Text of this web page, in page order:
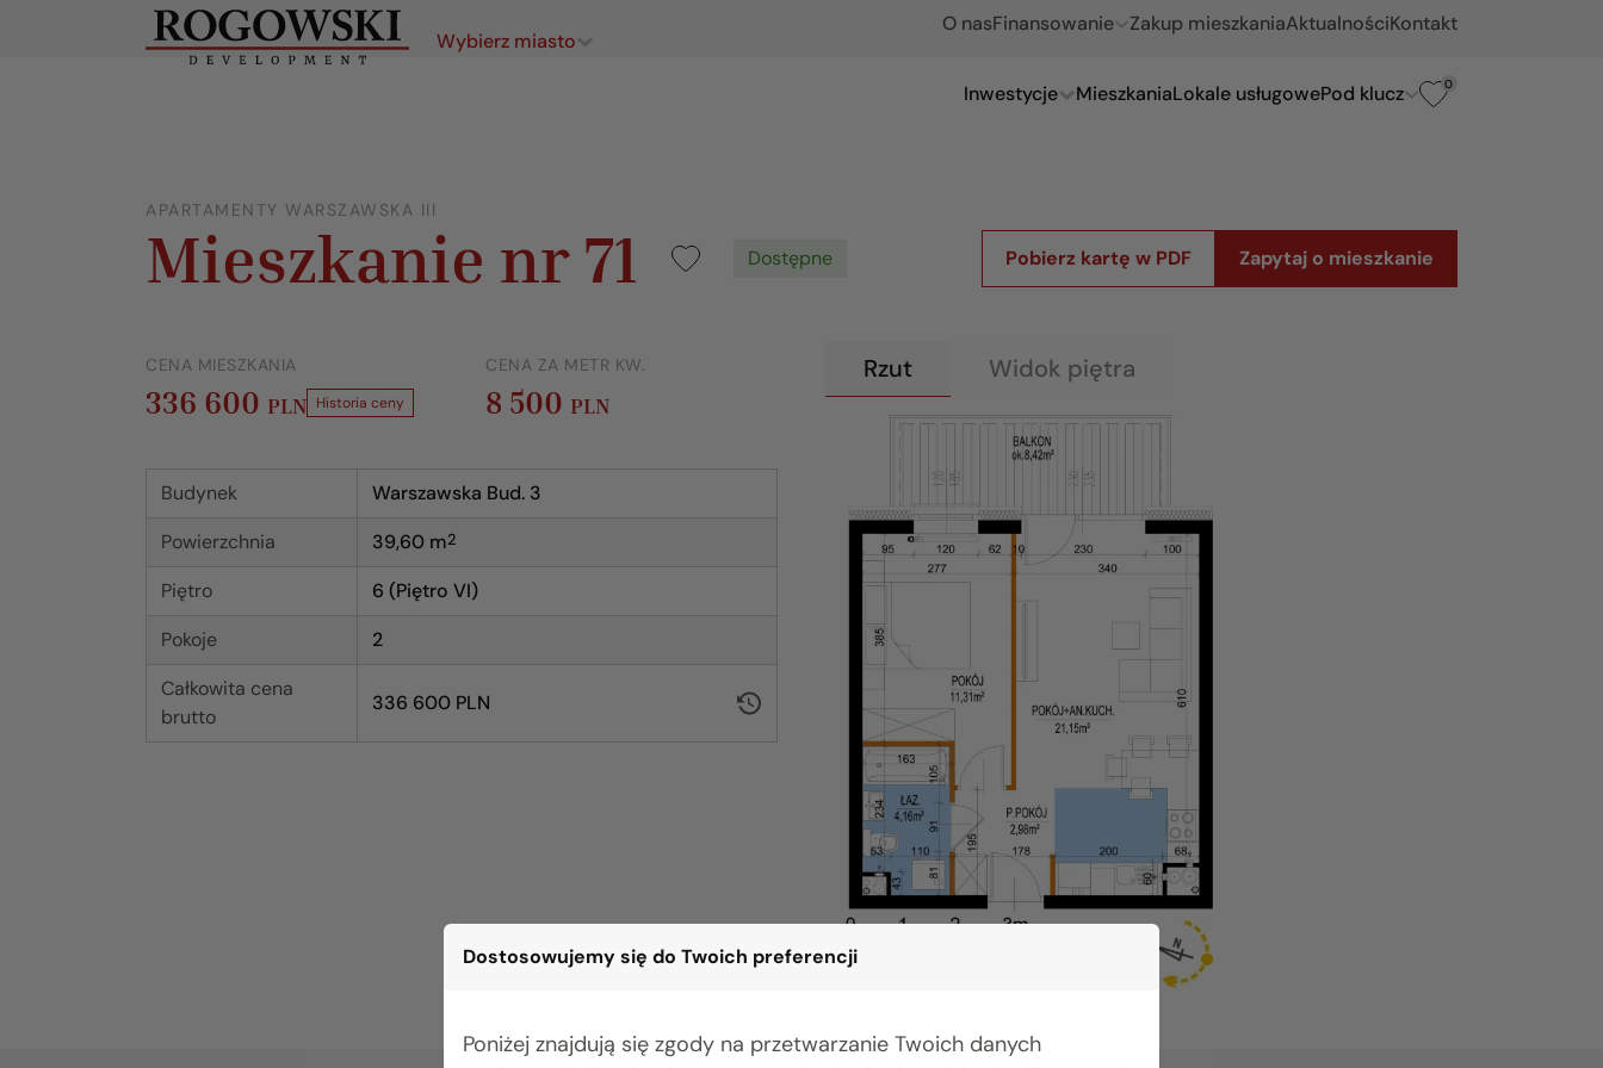
Dostosowujemy się do Twoich preferencji
Poniżej znajdują się zgody na przetwarzanie Twoich danych
O nasFinansowanie Zakup mieszkaniaAktualnościKontakt
Wybierz miasto
Inwestycje MieszkaniaLokale usługowePod klucz 0
APARTAMENTY WARSZAWSKA III
Mieszkanie nr 71 Dostępne Pobierz kartę w PDF Zapytaj o mieszkanie
CENA MIESZKANIA
336 600 PLN Historia ceny
CENA ZA METR KW.
8 500 PLN
Budynek
Warszawska Bud. 3
Powierzchnia
39,60 m2
Piętro
6 (Piętro VI)
Pokoje
2
Całkowita cena
brutto
336 600 PLN
Rzut Widok piętra